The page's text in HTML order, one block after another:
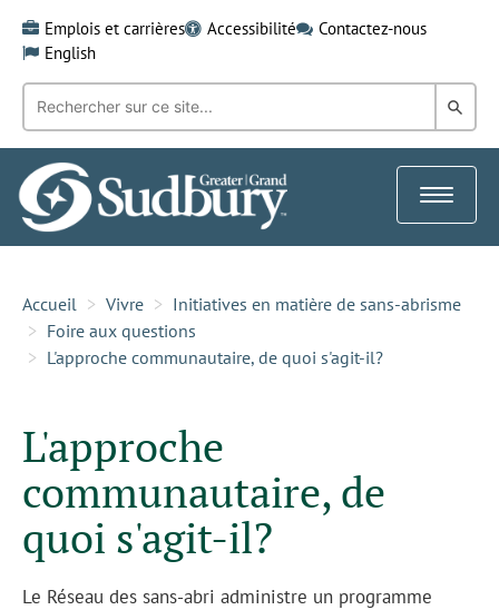
content
Emplois et carrières Accessibilité
Contactez-nous
English
Recherche
mot-
clé:
dans
Toggle
Accueil Vivre
Initiatives en matière de sans-abrisme
Foire aux questions
L'approche communautaire, de quoi s'agit-il?
L'approche
communautaire, de
quoi s'agit-il?
Le Réseau des sans-abri administre un programme